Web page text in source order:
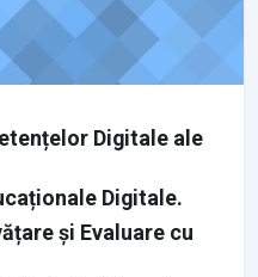
Digitale ale
Digitale.
și Evaluare cu